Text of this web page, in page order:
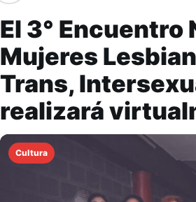
El 3° Encuentro
Mujeres
Trans,
realizará
Cultura